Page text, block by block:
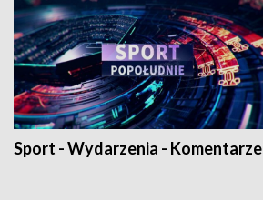
Sport - Wydarzenia - Komentarze